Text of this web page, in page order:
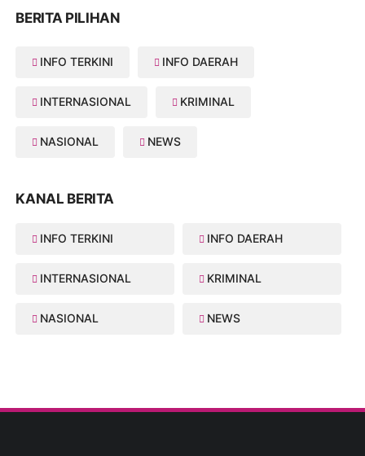
BERITA PILIHAN
INFO TERKINI INFO DAERAH
INTERNASIONAL KRIMINAL
NASIONAL NEWS
KANAL BERITA
INFO TERKINI INFO DAERAH
INTERNASIONAL KRIMINAL
NASIONAL NEWS